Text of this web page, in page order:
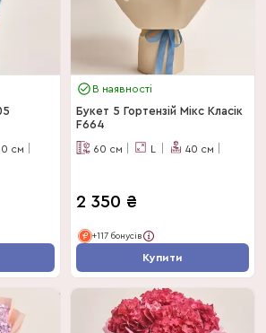
см
В наявності
Букет 5 Гортензій Мікс Класік
F664
60 см L 40 см
2 350 ₴
+117 бонусів
Купити